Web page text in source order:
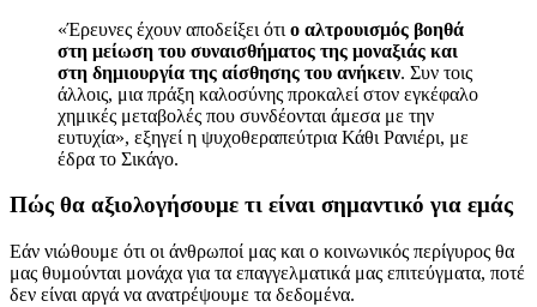
«Έρευνες έχουν αποδείξει ότι ο αλτρουισμός βοηθά
στη μείωση του συναισθήματος της μοναξιάς και
στη δημιουργία της αίσθησης του ανήκειν. Συν τοις
άλλοις, μια πράξη καλοσύνης προκαλεί στον εγκέφαλο
χημικές μεταβολές που συνδέονται άμεσα με την
ευτυχία», εξηγεί η ψυχοθεραπεύτρια Κάθι Ρανιέρι, με
έδρα το Σικάγο.
Πώς θα αξιολογήσουμε τι είναι σημαντικό για εμάς
Εάν νιώθουμε ότι οι άνθρωποί μας και ο κοινωνικός περίγυρος θα
μας θυμούνται μονάχα για τα επαγγελματικά μας επιτεύγματα, ποτέ
δεν είναι αργά να ανατρέψουμε τα δεδομένα.